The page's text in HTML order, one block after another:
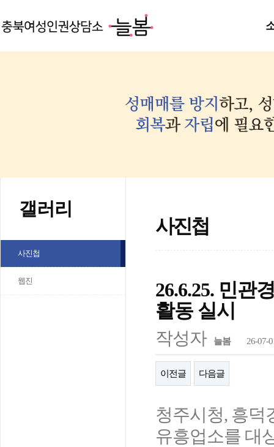
갤러리
사진첩
웹진
사진첩
26.6.25. 민관
활동 실시
작성자 늘봄 26-07-
이전글 다음글
청주시청, 흥덕
유흥업소를 대